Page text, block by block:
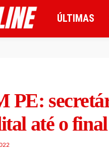
ÚLTIMAS
PE:
até o